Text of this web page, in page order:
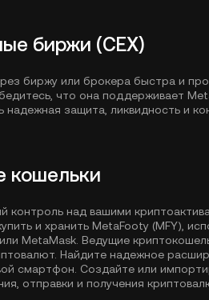
биржи (CEX)
биржу или брокера быстра и
что она поддерживает
защита, ликвидность и
кошельки
контроль над вашими
и хранить MetaFooty (MFY),
или MetaMask. Ведущие
Найдите надежное
смартфон. Создайте или
отправки и получения